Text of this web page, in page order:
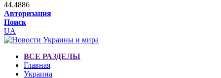
44.4886
Авторизация
Поиск
UA
ВСЕ РАЗДЕЛЫ
Главная
Украина